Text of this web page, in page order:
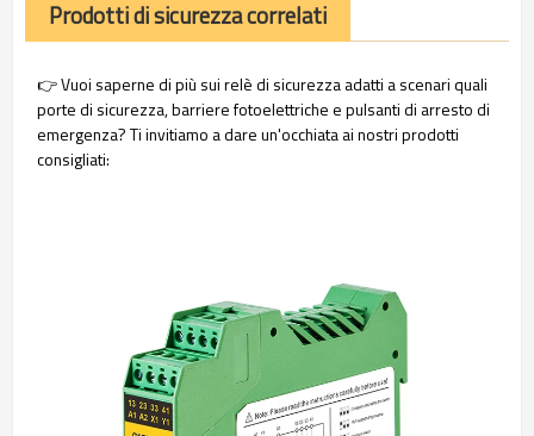
Prodotti di sicurezza correlati
👉 Vuoi saperne di più sui relè di sicurezza adatti a scenari quali
porte di sicurezza, barriere fotoelettriche e pulsanti di arresto di
emergenza? Ti invitiamo a dare un'occhiata ai nostri prodotti
consigliati: